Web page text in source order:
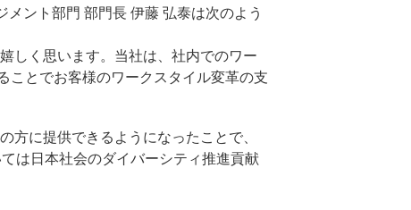
ント部門 部門長 伊藤 弘泰は次のよう
しく思います。当社は、社内でのワー
ことでお客様のワークスタイル変革の支
方に提供できるようになったことで、
は日本社会のダイバーシティ推進貢献